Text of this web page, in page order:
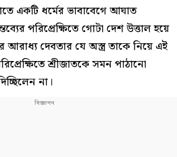
একটি ধর্মের ভাবাবেগে আঘাত
পরিপ্রেক্ষিতে গোটা দেশ উত্তাল হয়ে
আরাধ্য দেবতার যে অস্ত্র তাকে নিয়ে এই
শ্রীজাতকে সমন পাঠানো
না।